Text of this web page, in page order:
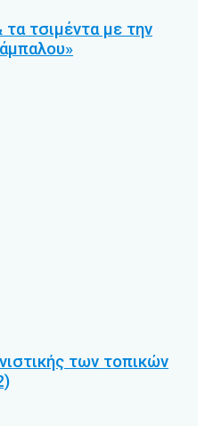
τσιμέντα με την
των τοπικών